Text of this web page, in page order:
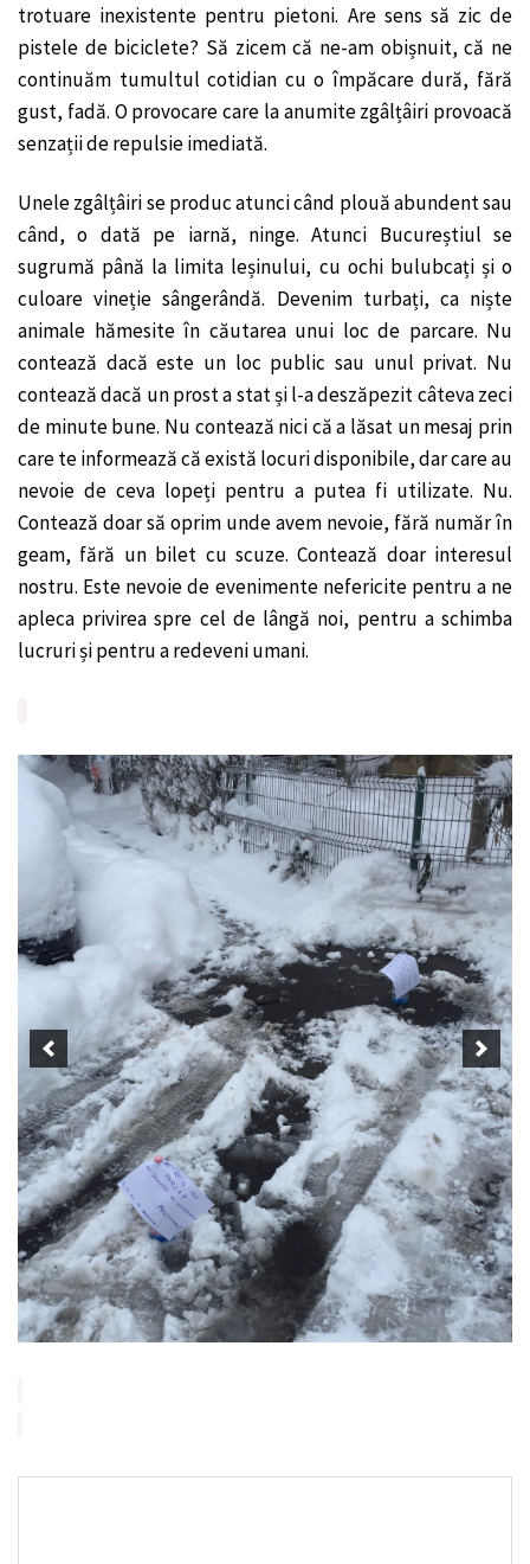
trotuare inexistente pentru pietoni. Are sens să zic de
pistele de biciclete? Să zicem că ne-am obișnuit, că ne
continuăm tumultul cotidian cu o împăcare dură, fără
gust, fadă. O provocare care la anumite zgâlțâiri provoacă
senzații de repulsie imediată.
Unele zgâlțâiri se produc atunci când plouă abundent sau
când, o dată pe iarnă, ninge. Atunci Bucureștiul se
sugrumă până la limita leșinului, cu ochi bulubcați și o
culoare vineție sângerândă. Devenim turbați, ca niște
animale hămesite în căutarea unui loc de parcare. Nu
contează dacă este un loc public sau unul privat. Nu
contează dacă un prost a stat și l-a deszăpezit câteva zeci
de minute bune. Nu contează nici că a lăsat un mesaj prin
care te informează că există locuri disponibile, dar care au
nevoie de ceva lopeți pentru a putea fi utilizate. Nu.
Contează doar să oprim unde avem nevoie, fără număr în
geam, fără un bilet cu scuze. Contează doar interesul
nostru. Este nevoie de evenimente nefericite pentru a ne
apleca privirea spre cel de lângă noi, pentru a schimba
lucruri și pentru a redeveni umani.